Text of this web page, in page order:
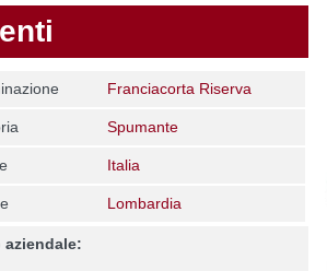
Franciacorta Riserva
Spumante
Italia
Lombardia
aziendale: